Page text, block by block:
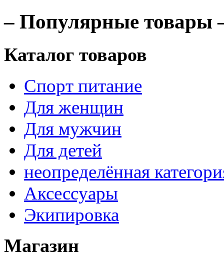
– Популярные товары
Каталог товаров
Спорт питание
Для женщин
Для мужчин
Для детей
неопределённая
Аксессуары
Экипировка
Магазин